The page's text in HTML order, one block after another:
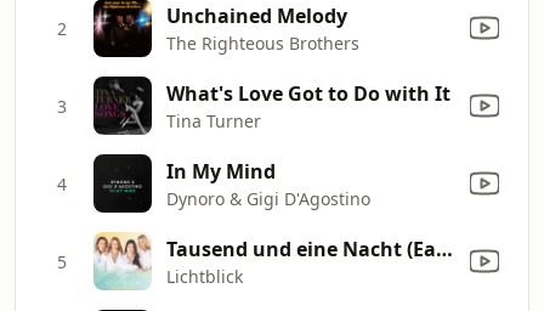
2 Unchained Melody
The Righteous Brothers
3 What's Love Got to Do with It
Tina Turner
4 In My Mind
Dynoro & Gigi D'Agostino
5 Tausend und eine Nacht (Earnapping Party Mix)
Lichtblick